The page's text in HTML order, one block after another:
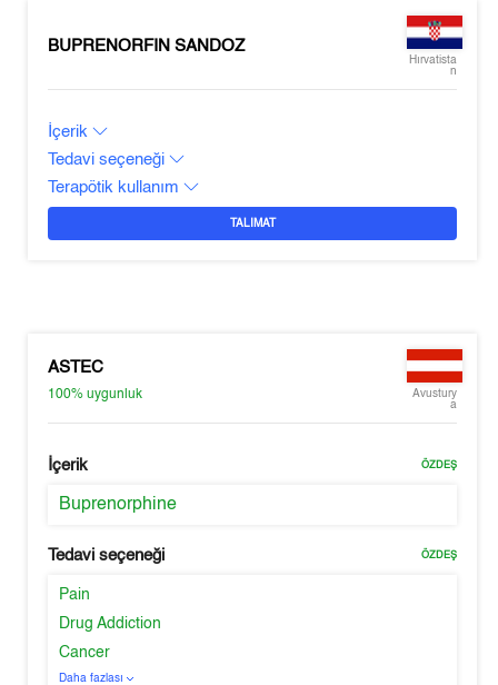
BUPRENORFIN SANDOZ
Hırvatista
n
İçerik
Tedavi seçeneği
Terapötik kullanım
TALIMAT
ASTEC
100%uygunluk
Avustury
a
İçerik ÖZDEŞ
Buprenorphine
Tedavi seçeneği ÖZDEŞ
Pain
Drug Addiction
Cancer
Daha fazlası